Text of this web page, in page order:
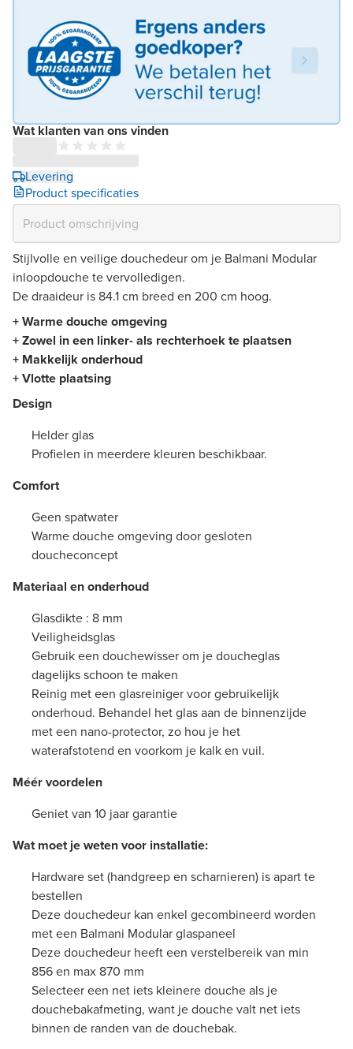
Wat klanten van ons vinden
Levering
Product specificaties
Stijlvolle en veilige douchedeur om je Balmani Modular
inloopdouche te vervolledigen.
De draaideur is 84.1 cm breed en 200 cm hoog.
+ Warme douche omgeving
+ Zowel in een linker- als rechterhoek te plaatsen
+ Makkelijk onderhoud
+ Vlotte plaatsing
Design
Helder glas
Profielen in meerdere kleuren beschikbaar.
Comfort
Geen spatwater
Warme douche omgeving door gesloten
doucheconcept
Materiaal en onderhoud
Glasdikte : 8 mm
Veiligheidsglas
Gebruik een douchewisser om je doucheglas
dagelijks schoon te maken
Reinig met een glasreiniger voor gebruikelijk
onderhoud. Behandel het glas aan de binnenzijde
met een nano-protector, zo hou je het
waterafstotend en voorkom je kalk en vuil.
Méér voordelen
Geniet van 10 jaar garantie
Wat moet je weten voor installatie:
Hardware set (handgreep en scharnieren) is apart te
bestellen
Deze douchedeur kan enkel gecombineerd worden
met een Balmani Modular glaspaneel
Deze douchedeur heeft een verstelbereik van min
856 en max 870 mm
Selecteer een net iets kleinere douche als je
douchebakafmeting, want je douche valt net iets
binnen de randen van de douchebak.